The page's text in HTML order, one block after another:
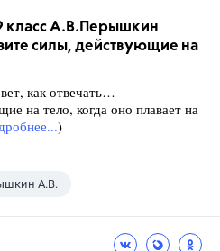
класс А.В.Перышкин
силы, действующие на
как отвечать…
на тело, когда оно плавает на
)
А.В.